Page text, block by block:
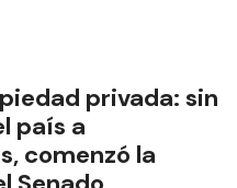
privada: sin
país a
comenzó la